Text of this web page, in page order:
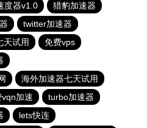
度器v1.0
猎豹加速器
twitter加速器
天试用
免费vps
海外加速器七天试用
加速
turbo加速器
lets快连